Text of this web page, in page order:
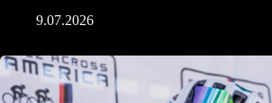
9.07.2026